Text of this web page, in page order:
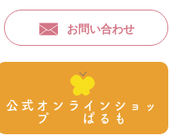
お問い合わせ
公式オンラインショッ
プ ぱるも